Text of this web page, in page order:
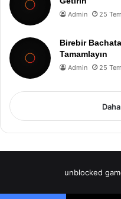
Admin 25
Birebir
Tamamlayın
Admin 25
unblocked